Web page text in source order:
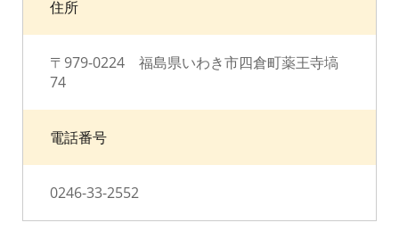
住所
〒979-0224 福島県いわき市四倉町薬王寺塙
74
電話番号
0246-33-2552